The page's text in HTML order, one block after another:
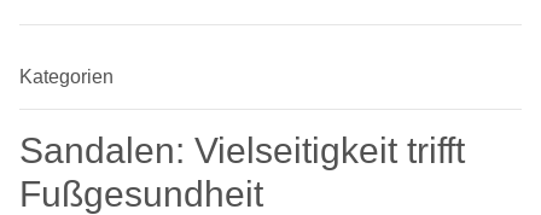
Kategorien
Sandalen: Vielseitigkeit trifft
Fußgesundheit